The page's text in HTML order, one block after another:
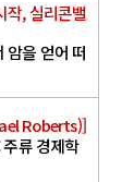
작, 실리콘밸
을 얻어 떠
Roberts)]
류 경제학